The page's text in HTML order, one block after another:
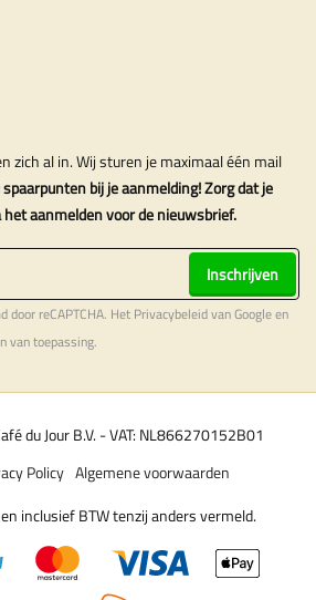
zich al in. Wij sturen je maximaal één mail
bij je aanmelding! Zorg dat je
aanmelden voor de nieuwsbrief.
Inschrijven
door reCAPTCHA. Het Privacybeleidvan Google en
van toepassing.
du Jour B.V. - VAT: NL866270152B01
Algemene voorwaarden
Policy
inclusief BTW tenzij anders vermeld.